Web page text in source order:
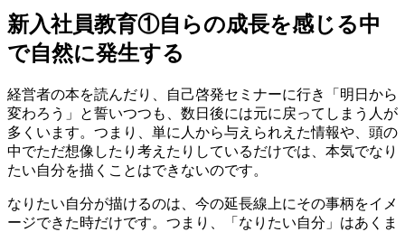
新入社員教育①自らの成長を感じる中
で自然に発生する
経営者の本を読んだり、自己啓発セミナーに行き「明日から
変わろう」と誓いつつも、数日後には元に戻ってしまう人が
多くいます。つまり、単に人から与えられえた情報や、頭の
中でただ想像したり考えたりしているだけでは、本気でなり
たい自分を描くことはできないのです。
なりたい自分が描けるのは、今の延長線上にその事柄をイメ
ージできた時だけです。つまり、「なりたい自分」はあくま